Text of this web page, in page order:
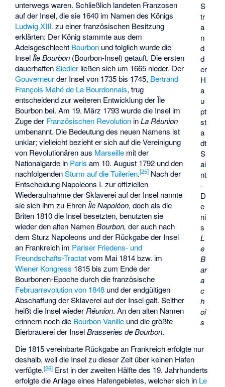
S
tr
a
n
d
d
er
H
a
u
pt
st
a
dt
S
ai
nt
-
D
e
ni
s
L
e
B
ar
a
c
h
oi
s
unterwegs waren. Schließlich landeten Franzosen
auf der Insel, die sie 1640 im Namen des Königs
Ludwig XIII. zu einer französischen Besitzung
erklärten: Der König stammte aus dem
Adelsgeschlecht Bourbon und folglich wurde die
Insel Île Bourbon (Bourbon-Insel) getauft. Die ersten
dauerhaftenSiedler ließen sich um 1665 nieder. Der
Gouverneurder Insel von 1735 bis 1745, Bertrand
François Mahé de La Bourdonnais, trug
entscheidend zur weiteren Entwicklung der Île
Bourbon bei. Am 19. März 1793 wurde die Insel im
Zuge der Französischen Revolution inLa Réunion
umbenannt. Die Bedeutung des neuen Namens ist
unklar; vielleicht bezieht er sich auf die Vereinigung
von Revolutionären aus Marseille mit der
Nationalgarde in Paris am 10. August 1792 und den
nachfolgendenSturm auf die Tuilerien.[25] Nach der
Entscheidung Napoleons I. zur offiziellen
Wiederaufnahme der Sklaverei auf der Insel nannte
sie sich ihm zu Ehren Île Napoléon, doch als die
Briten 1810 die Insel besetzten, benutzten sie
wieder den alten NamenBourbon, der auch nach
dem Sturz Napoleons und der Rückgabe der Insel
an Frankreich im Pariser Friedens- und
Freundschafts-Tractatvom Mai 1814 bzw. im
Wiener Kongress 1815 bis zum Ende der
Bourbonen-Epoche durch die französische
Februarrevolution von 1848 und der endgültigen
Abschaffung der Sklaverei auf der Insel galt. Seither
heißt die Insel wieder Réunion. An den alten Namen
erinnern noch die Bourbon-Vanille und die größte
Bierbrauerei der InselBrasseries de Bourbon.
Die 1815 vereinbarte Rückgabe an Frankreich erfolgte nur
deshalb, weil die Insel zu dieser Zeit über keinen Hafen
verfügte.[26] Erst in der zweiten Hälfte des 19. Jahrhunderts
erfolgte die Anlage eines Hafengebietes, welcher sich in Le